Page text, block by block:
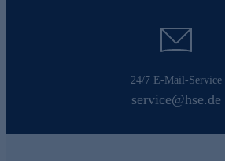
24/7 E-Mail-Service
service@hse.de